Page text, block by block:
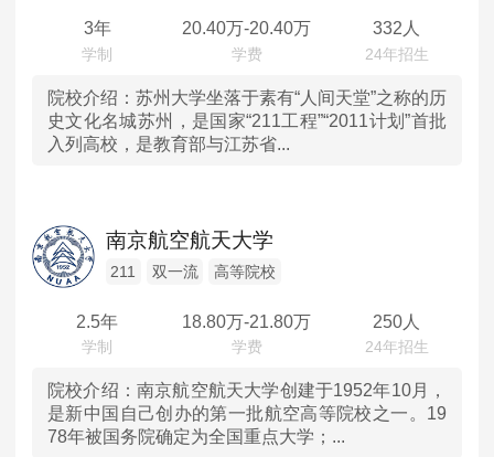
江西
山东
湖北
广东
重庆
3年 20.40万-20.40万 332人
院校介绍： 苏州大学坐落于素有“人间天堂”之称的历
史文化名城苏州，是国家“211工程”“2011计划”首批
入列高校，是教育部与江苏省...
南京航空航天大学
211 双一流 高等院校
2.5年 18.80万-21.80万 250人
院校介绍： 南京航空航天大学创建于1952年10月，
是新中国自己创办的第一批航空高等院校之一。19
78年被国务院确定为全国重点大学；...